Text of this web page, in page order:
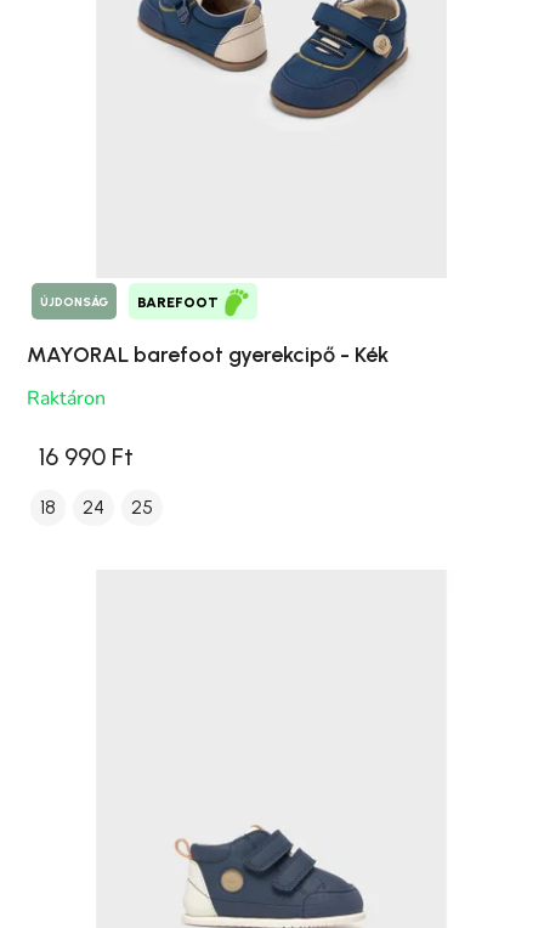
ÚJDONSÁG BAREFOOT
MAYORAL barefoot gyerekcipő - Kék
Raktáron
16 990 Ft
18 24 25